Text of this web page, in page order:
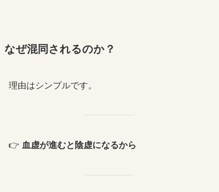
なぜ混同されるのか？
理由はシンプルです。
👉 血虚が進むと陰虚になるから